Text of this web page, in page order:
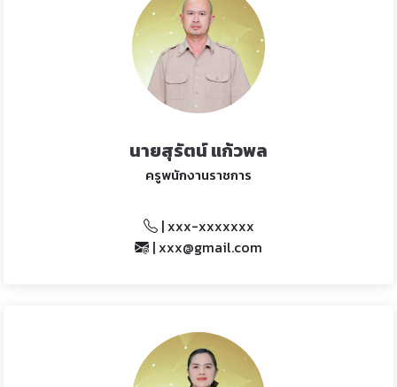
นายสุรัตน์ แก้วพล
ครูพนักงานราชการ
| xxx-xxxxxxx
| xxx@gmail.com